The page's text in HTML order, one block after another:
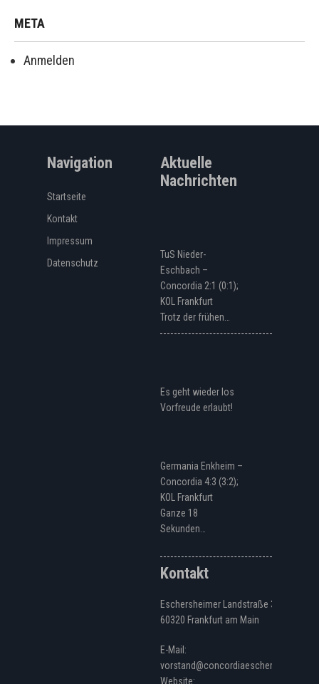
META
Anmelden
Navigation
Startseite
Kontakt
Impressum
Datenschutz
Aktuelle
Nachrichten
TuS Nieder-
Eschbach –
Concordia 2:1 (0:1);
KOL Frankfurt
Trotz der frühen…
Es geht wieder los
Vorfreude erlaubt!
Germania Enkheim –
Concordia 4:3 (3:2);
KOL Frankfurt
Ganze 18
Sekunden…
Kontakt
Eschersheimer Landstraße 328
60320 Frankfurt am Main
E-Mail:
vorstand@concordiaeschersheim.de
Website: